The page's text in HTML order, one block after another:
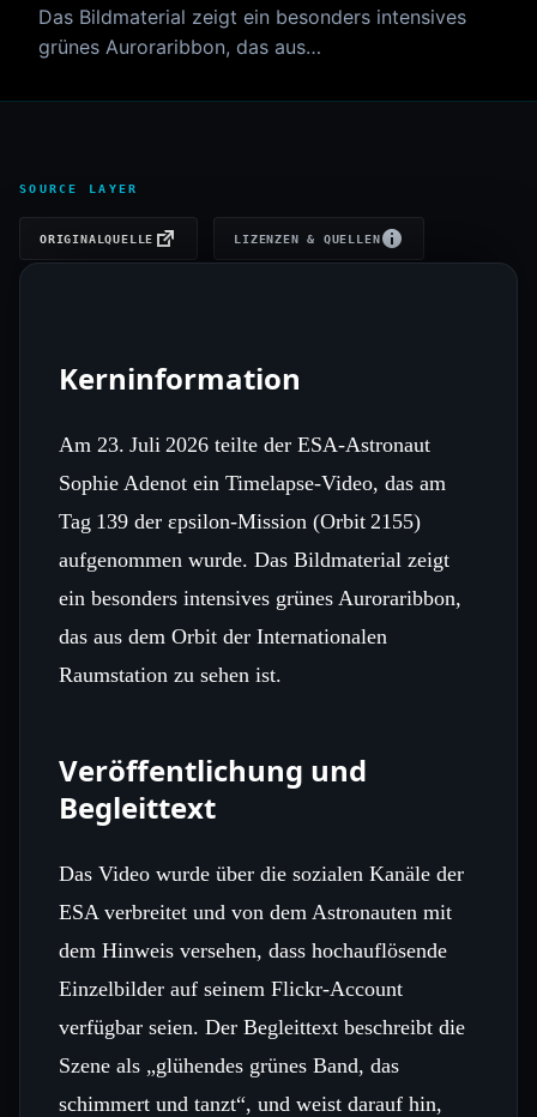
Das Bildmaterial zeigt ein besonders intensives
grünes Auroraribbon, das aus…
SOURCE LAYER
ORIGINALQUELLE LIZENZEN & QUELLEN
Kerninformation
Am 23. Juli 2026 teilte der ESA‑Astronaut
Sophie Adenot ein Timelapse‑Video, das am
Tag 139 der εpsilon‑Mission (Orbit 2155)
aufgenommen wurde. Das Bildmaterial zeigt
ein besonders intensives grünes Auroraribbon,
das aus dem Orbit der Internationalen
Raumstation zu sehen ist.
Veröffentlichung und
Begleittext
Das Video wurde über die sozialen Kanäle der
ESA verbreitet und von dem Astronauten mit
dem Hinweis versehen, dass hochauflösende
Einzelbilder auf seinem Flickr‑Account
verfügbar seien. Der Begleittext beschreibt die
Szene als „glühendes grünes Band, das
schimmert und tanzt“, und weist darauf hin,